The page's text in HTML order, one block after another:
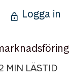
Logga in
MIN LÄSTID